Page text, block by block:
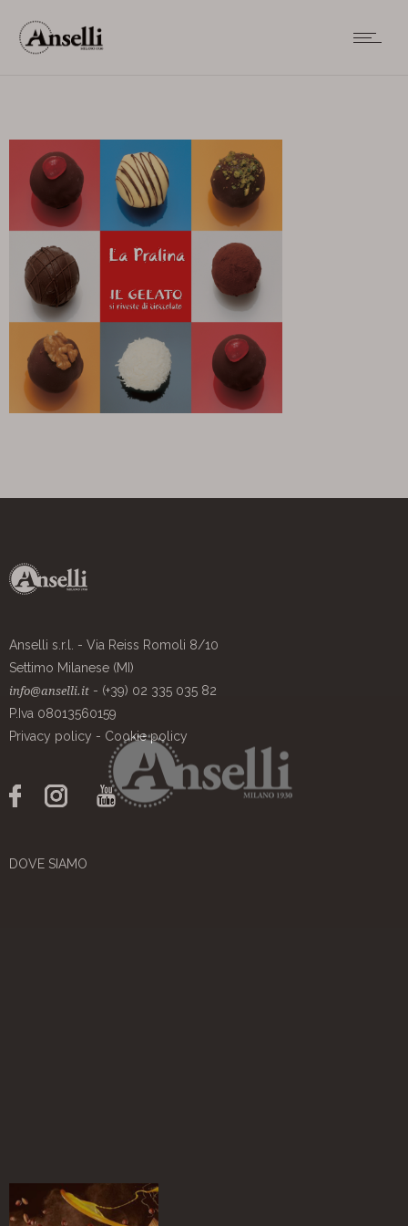
Anselli s.r.l. - Via Reiss Romoli 8/10
Settimo Milanese (MI)
info@anselli.it - (+39) 02 335 035 82
P.Iva 08013560159
Privacy policy - Cookie policy
DOVE SIAMO